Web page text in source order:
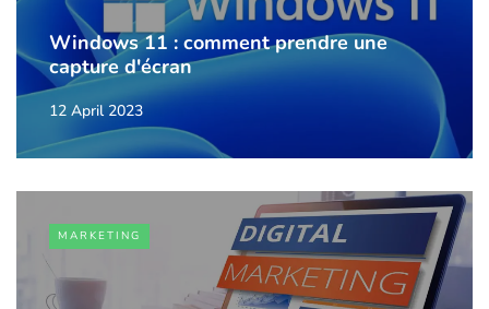
Windows 11 : comment prendre une
capture d'écran
12 April 2023
MARKETING